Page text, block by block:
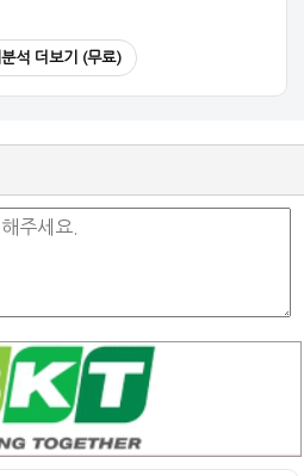
석 더보기 (무료)